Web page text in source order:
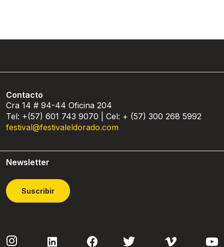
Contacto
Cra 14 # 94-44 Oficina 204
Tel: +(57) 601 743 9070 | Cel: + (57) 300 268 5992
festival@festivaleldorado.com
Newsletter
Suscribir